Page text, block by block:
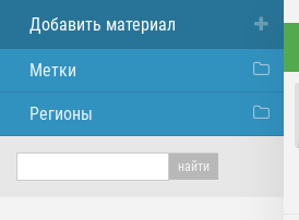
Добавить материал
Метки
Регионы